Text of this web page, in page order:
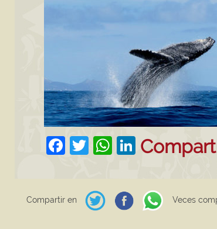
Facebook
Twitter
WhatsApp
LinkedIn
Compartir en Veces